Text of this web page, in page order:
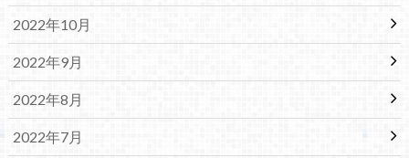
2022年10月
2022年9月
2022年8月
2022年7月